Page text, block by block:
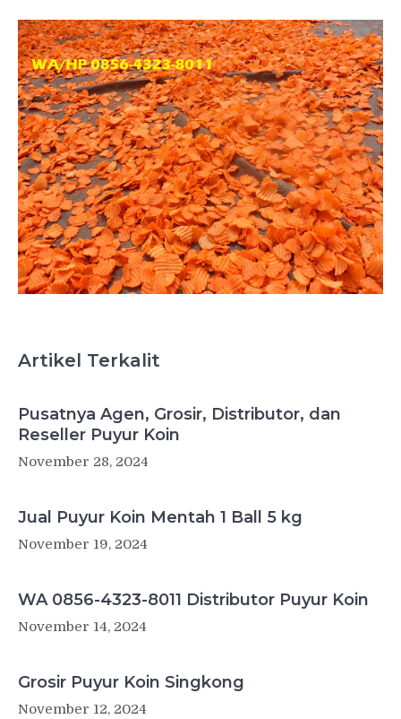
Artikel Terkalit
Pusatnya Agen, Grosir, Distributor, dan
Reseller Puyur Koin
November 28, 2024
Jual Puyur Koin Mentah 1 Ball 5 kg
November 19, 2024
WA 0856-4323-8011 Distributor Puyur Koin
November 14, 2024
Grosir Puyur Koin Singkong
November 12, 2024